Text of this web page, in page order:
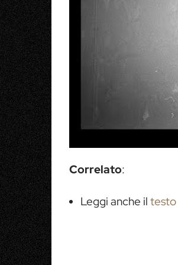
Correlato:
Leggi anche il testo